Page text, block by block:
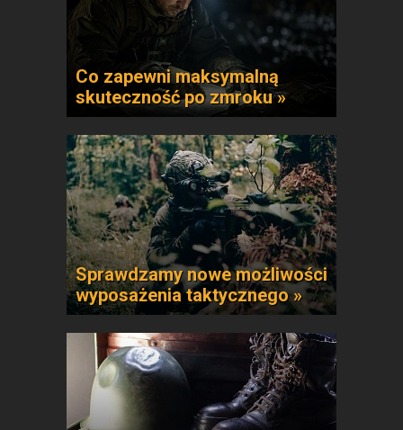
Co zapewni maksymalną
skuteczność po zmroku »
Sprawdzamy nowe możliwości
wyposażenia taktycznego »